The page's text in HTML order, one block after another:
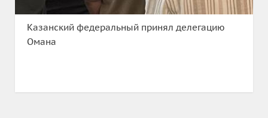
Казанский федеральный принял делегацию
Омана